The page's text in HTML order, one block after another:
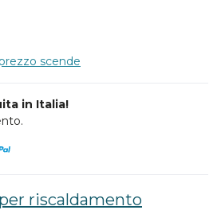
scende
in Italia!
riscaldamento